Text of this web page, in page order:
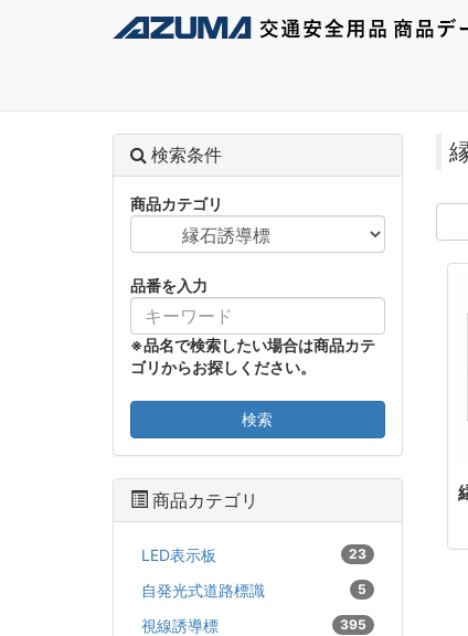
検索条件
商品カテゴリ
品番を入力
※品名で検索したい場合は商品カテ
ゴリからお探しください。
検索
商品カテゴリ
LED表示板 23
自発光式道路標識 5
視線誘導標 395